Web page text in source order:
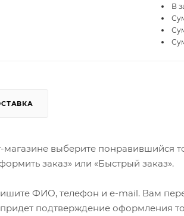
В
выберите понравившийся
заказ» или «Быстрый заказ».
ФИО, телефон и e-mail. Вам
подтверждение оформления